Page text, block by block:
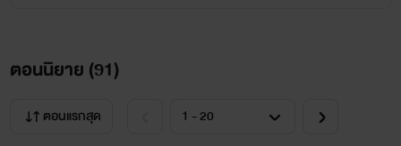
ตอนนิยาย (91)
ตอนแรกสุด